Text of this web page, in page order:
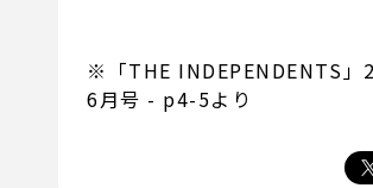
※「THE INDEPENDENTS」
6月号 - p4-5より